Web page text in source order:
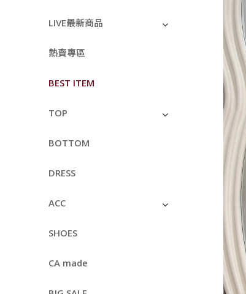
LIVE最新商品
熱賣專區
BEST ITEM
TOP
BOTTOM
DRESS
ACC
SHOES
CA made